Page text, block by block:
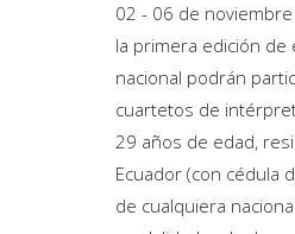
02 - 06 de
la primera edición de
nacional podrán
cuartetos de
29 años de edad,
Ecuador (con cédula
de cualquiera